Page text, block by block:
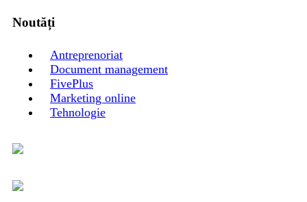
Noutăți
Antreprenoriat
Document management
FivePlus
Marketing online
Tehnologie